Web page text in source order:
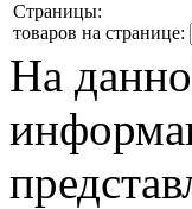
Страницы:
товаров на странице:
На